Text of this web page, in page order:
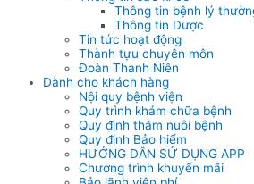
Thông tin bệnh lý
Thông tin Dược
Tin tức hoạt động
Thành tựu chuyên môn
Đoàn Thanh Niên
Dành cho khách hàng
Nội quy bệnh viện
Quy trình khám chữa bệnh
Quy định thăm nuôi bệnh
Quy định Bảo hiểm
HƯỚNG DẪN SỬ DỤNG APP
Chương trình khuyến mãi